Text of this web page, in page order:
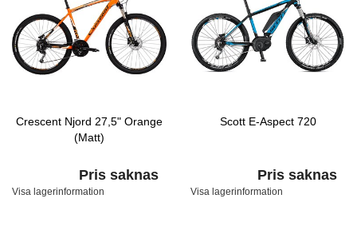
Crescent Njord 27,5" Orange
(Matt)
Pris saknas
Visa lagerinformation
Scott E-Aspect 720
Pris saknas
Visa lagerinformation